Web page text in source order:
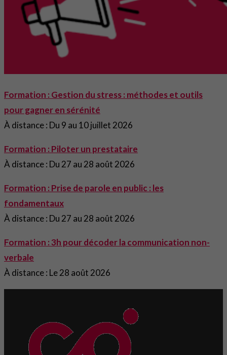
Formation : Gestion du stress : méthodes et outils
pour gagner en sérénité
À distance : Du 9 au 10 juillet 2026
Formation : Piloter un prestataire
À distance : Du 27 au 28 août 2026
Formation : Prise de parole en public : les
fondamentaux
À distance : Du 27 au 28 août 2026
Formation : 3h pour décoder la communication non-
verbale
À distance : Le 28 août 2026